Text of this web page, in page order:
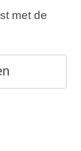
met de